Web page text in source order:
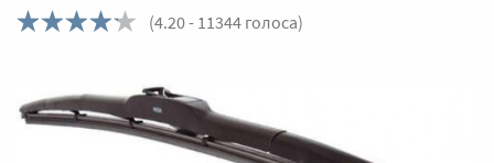
(4.20- 11344 голоса)